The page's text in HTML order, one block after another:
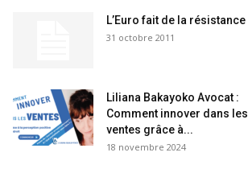
L’Euro fait de la résistance
31 octobre 2011
Liliana Bakayoko Avocat :
Comment innover dans les
ventes grâce à...
18 novembre 2024